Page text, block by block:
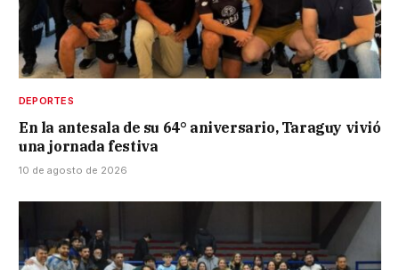
DEPORTES
En la antesala de su 64° aniversario, Taraguy vivió
una jornada festiva
10 de agosto de 2026